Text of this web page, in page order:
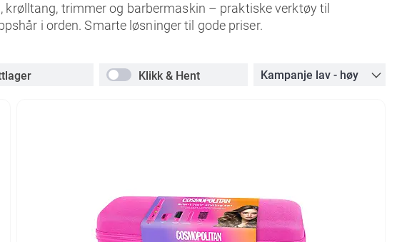
trimmer og barbermaskin – praktiske verktøy til
i orden. Smarte løsninger til gode priser.
Klikk & Hent